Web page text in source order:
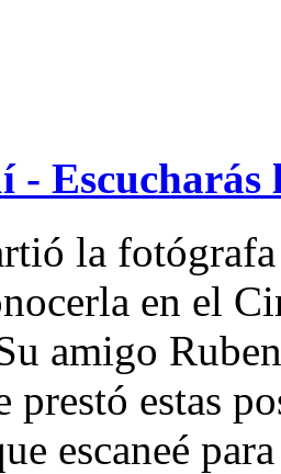
- Escucharás
la
en el
amigo
prestó estas
escaneé